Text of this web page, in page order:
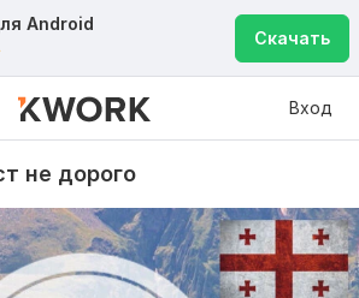
Android
Скачать
Вход
не дорого